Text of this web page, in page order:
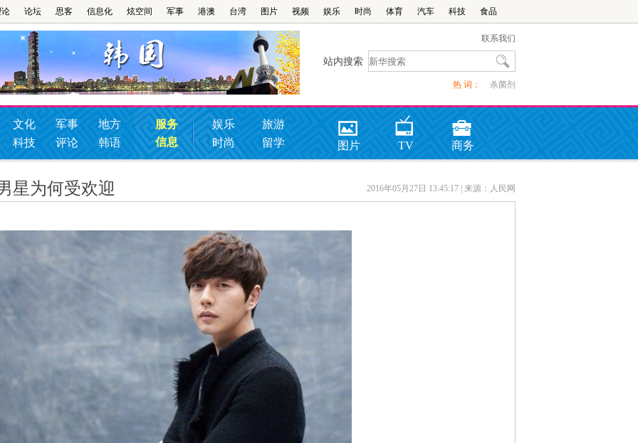
论坛 思客 信息化 炫空间 军事 港澳 台湾 图片 视频 娱乐 时尚 体育 汽车 科技 食品
联系我们
站内搜索
热 词： 杀菌剂
文化 军事
地方
科技
评论 韩语
服务
信息
娱乐
旅游
时尚
留学 图片 TV 商务
星为何受欢迎 2016年05月27日 13:45:17 | 来源：人民网